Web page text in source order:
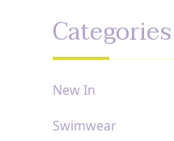
Categories
New In
Swimwear